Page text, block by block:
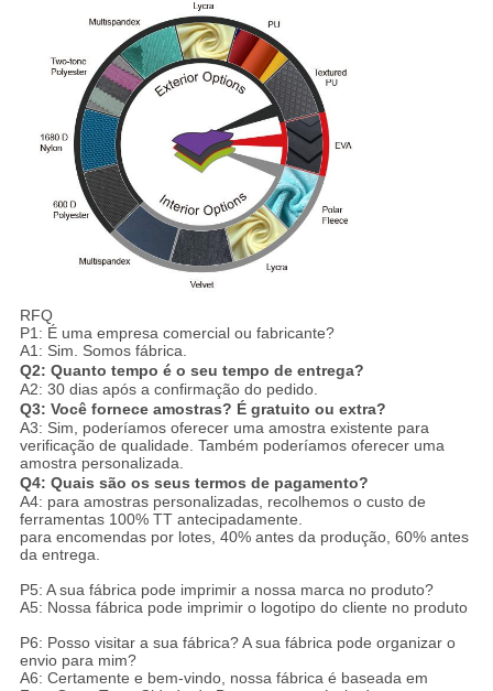
RFQ
P1: É uma empresa comercial ou fabricante?
A1: Sim. Somos fábrica.
Q2: Quanto tempo é o seu tempo de entrega?
A2: 30 dias após a confirmação do pedido.
Q3: Você fornece amostras? É gratuito ou extra?
A3: Sim, poderíamos oferecer uma amostra existente para
verificação de qualidade. Também poderíamos oferecer uma
amostra personalizada.
Q4: Quais são os seus termos de pagamento?
A4: para amostras personalizadas, recolhemos o custo de
ferramentas 100% TT antecipadamente.
para encomendas por lotes, 40% antes da produção, 60% antes
da entrega.
P5: A sua fábrica pode imprimir a nossa marca no produto?
A5: Nossa fábrica pode imprimir o logotipo do cliente no produto
P6: Posso visitar a sua fábrica? A sua fábrica pode organizar o
envio para mim?
A6: Certamente e bem-vindo, nossa fábrica é baseada em